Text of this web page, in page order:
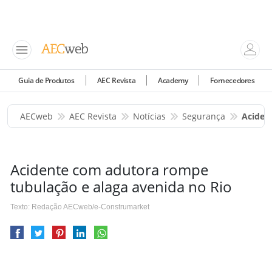
Guia de Produtos AEC Revista Academy Fornecedores
AECweb AEC Revista Notícias Segurança
Acidente com adutora rompe
tubulação e alaga avenida no Rio
Texto: Redação AECweb/e-Construmarket